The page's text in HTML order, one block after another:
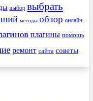
выбор выбрать
методы обзор онлайн
плагины помощь
ремонт сайта советы